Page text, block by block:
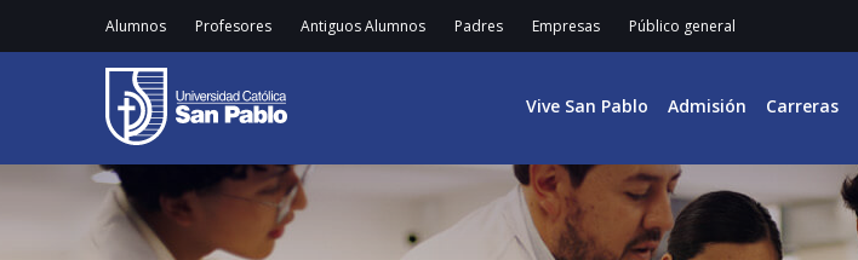
Alumnos Profesores Antiguos Alumnos Padres Empresas Público general
Vive San Pablo Admisión Carreras